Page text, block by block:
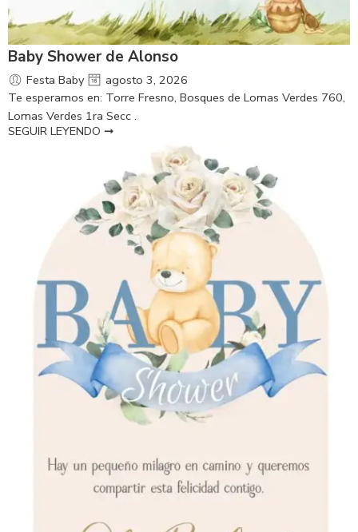
Baby Shower de Alonso
Festa Baby
agosto 3, 2026
Te esperamos en: Torre Fresno, Bosques de Lomas Verdes 760,
Lomas Verdes 1ra Secc .
SEGUIR LEYENDO ➞